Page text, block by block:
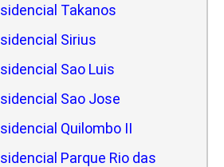
Takanos
Sirius
Sao Luis
Sao Jose
Quilombo II
Parque Rio das